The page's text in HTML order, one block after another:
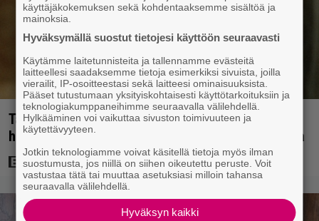
Tänän tv:ssä: Esko Salminen ja Satu Silvo tekevät
hienot pääroolit vuoden 1984 menestyselokuvassa
käyttäjäkokemuksen sekä kohdentaaksemme sisältöä ja
mainoksia.
Hyväksymällä suostut tietojesi käyttöön seuraavasti
Käytämme laitetunnisteita ja tallennamme evästeitä
laitteellesi saadaksemme tietoja esimerkiksi sivuista, joilla
vierailit, IP-osoitteestasi sekä laitteesi ominaisuuksista.
Pääset tutustumaan yksityiskohtaisesti käyttötarkoituksiin ja
teknologiakumppaneihimme seuraavalla välilehdellä.
Hylkääminen voi vaikuttaa sivuston toimivuuteen ja
käytettävyyteen.
Jotkin teknologiamme voivat käsitellä tietoja myös ilman
suostumusta, jos niillä on siihen oikeutettu peruste. Voit
vastustaa tätä tai muuttaa asetuksiasi milloin tahansa
seuraavalla välilehdellä.
Hyväksyn kaikki